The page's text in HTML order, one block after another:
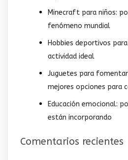
Minecraft para niños:
fenómeno mundial
Hobbies deportivos
actividad ideal
Juguetes para
mejores opciones para
Educación emocional:
están incorporando
Comentarios recientes